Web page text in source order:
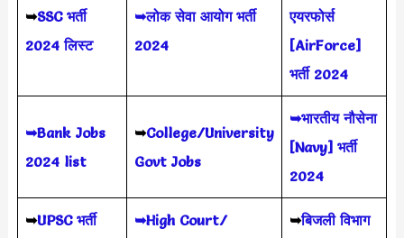
➥SSC भर्ती
2024 लिस्ट
➥लोक सेवा आयोग भर्ती
2024
एयरफोर्स
[AirForce]
भर्ती 2024
➥Bank Jobs
2024 list
➥College/University
Govt Jobs
➥भारतीय नौसेना
[Navy] भर्ती
2024
➥UPSC भर्ती
➥High Court/
➥बिजली विभाग